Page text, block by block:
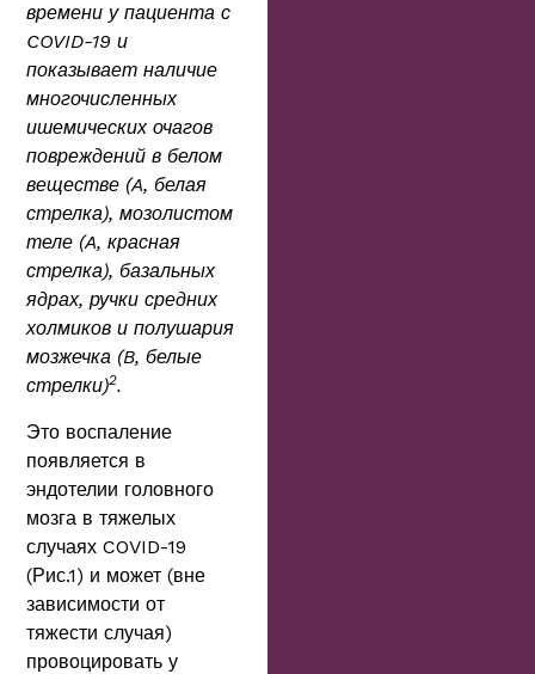
времени у пациента с
COVID-19 и
показывает наличие
многочисленных
ишемических очагов
повреждений в белом
веществе (A, белая
стрелка), мозолистом
теле (A, красная
стрелка), базальных
ядрах, ручки средних
холмиков и полушария
мозжечка (B, белые
стрелки)2.
Это воспаление
появляется в
эндотелии головного
мозга в тяжелых
случаях COVID-19
(Рис.1) и может (вне
зависимости от
тяжести случая)
провоцировать у